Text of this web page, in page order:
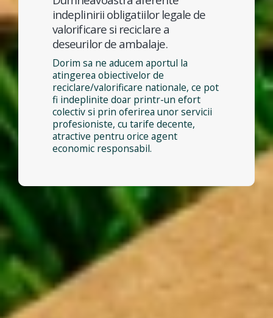
indeplinirii obligatiilor legale de
valorificare si reciclare a
deseurilor de ambalaje.
Dorim sa ne aducem aportul la
atingerea obiectivelor de
reciclare/valorificare nationale, ce pot
fi indeplinite doar printr-un efort
colectiv si prin oferirea unor servicii
profesioniste, cu tarife decente,
atractive pentru orice agent
economic responsabil.